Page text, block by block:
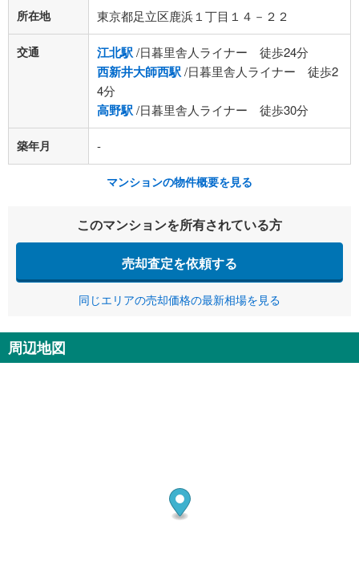
所在地 東京都足立区鹿浜１丁目１４－２２
交通 江北駅/日暮里舎人ライナー 徒歩24分
西新井大師西駅/日暮里舎人ライナー 徒歩2
4分
高野駅/日暮里舎人ライナー 徒歩30分
築年月 -
マンションの物件概要を見る
このマンションを所有されている方
売却査定を依頼する
同じエリアの売却価格の最新相場を見る
周辺地図